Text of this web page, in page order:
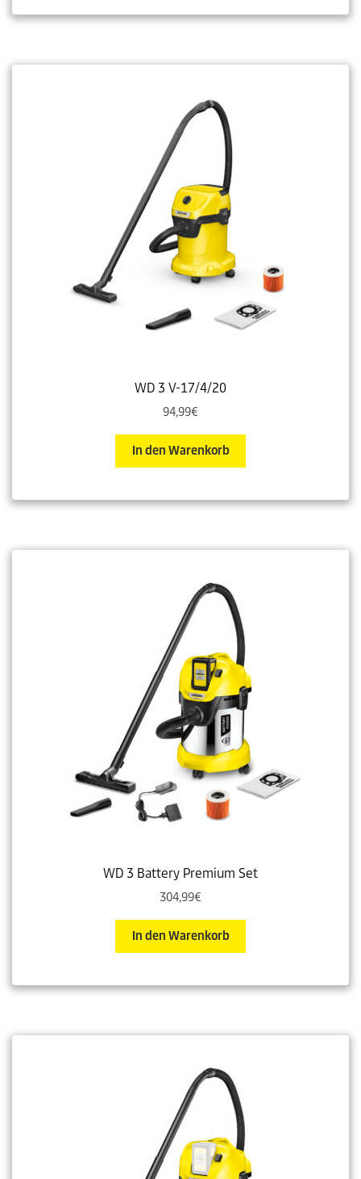
WD 3 V-17/4/20
94,99€
In den Warenkorb
WD 3 Battery Premium Set
304,99€
In den Warenkorb